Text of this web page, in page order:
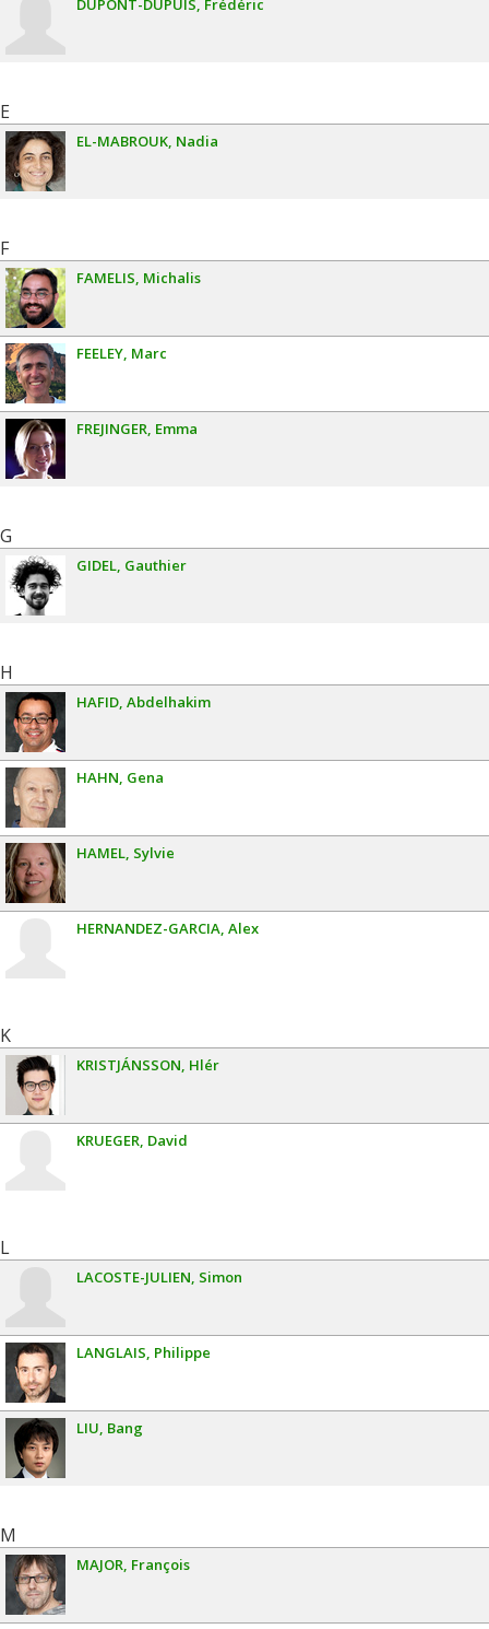
DUPONT-DUPUIS Frédéric
E
EL-MABROUK Nadia
F
FAMELIS Michalis
FEELEY Marc
FREJINGER Emma
G
GIDEL Gauthier
H
HAFID Abdelhakim
HAHN Gena
HAMEL Sylvie
HERNANDEZ-GARCIA Alex
K
KRISTJÁNSSON Hlér
KRUEGER David
L
LACOSTE-JULIEN Simon
LANGLAIS Philippe
LIU Bang
M
MAJOR François